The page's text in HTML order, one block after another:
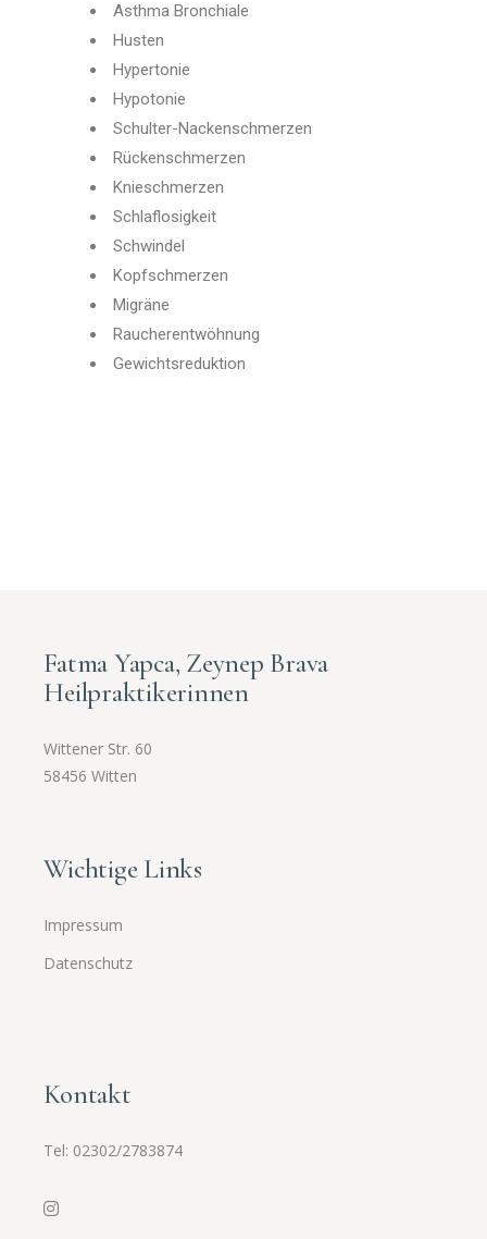
Asthma Bronchiale
Husten
Hypertonie
Hypotonie
Schulter-Nackenschmerzen
Rückenschmerzen
Knieschmerzen
Schlaflosigkeit
Schwindel
Kopfschmerzen
Migräne
Raucherentwöhnung
Gewichtsreduktion
Fatma Yapca, Zeynep Brava
Heilpraktikerinnen
Wittener Str. 60
58456 Witten
Wichtige Links
Impressum
Datenschutz
Kontakt
Tel: 02302/2783874